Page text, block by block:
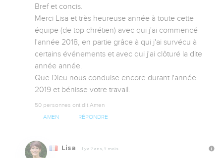
Bref et concis.
Merci Lisa et très heureuse année à toute cette
équipe (de top chrétien) avec qui j'ai commencé
l'année 2018, en partie grâce à qui j'ai survécu à
certains événements et avec qui j'ai clôturé la dite
année année.
Que Dieu nous conduise encore durant l'année
2019 et bénisse votre travail.
50 personnes ont dit Amen
AMEN RÉPONDRE
Lisa Il y a 7 ans, 7 mois